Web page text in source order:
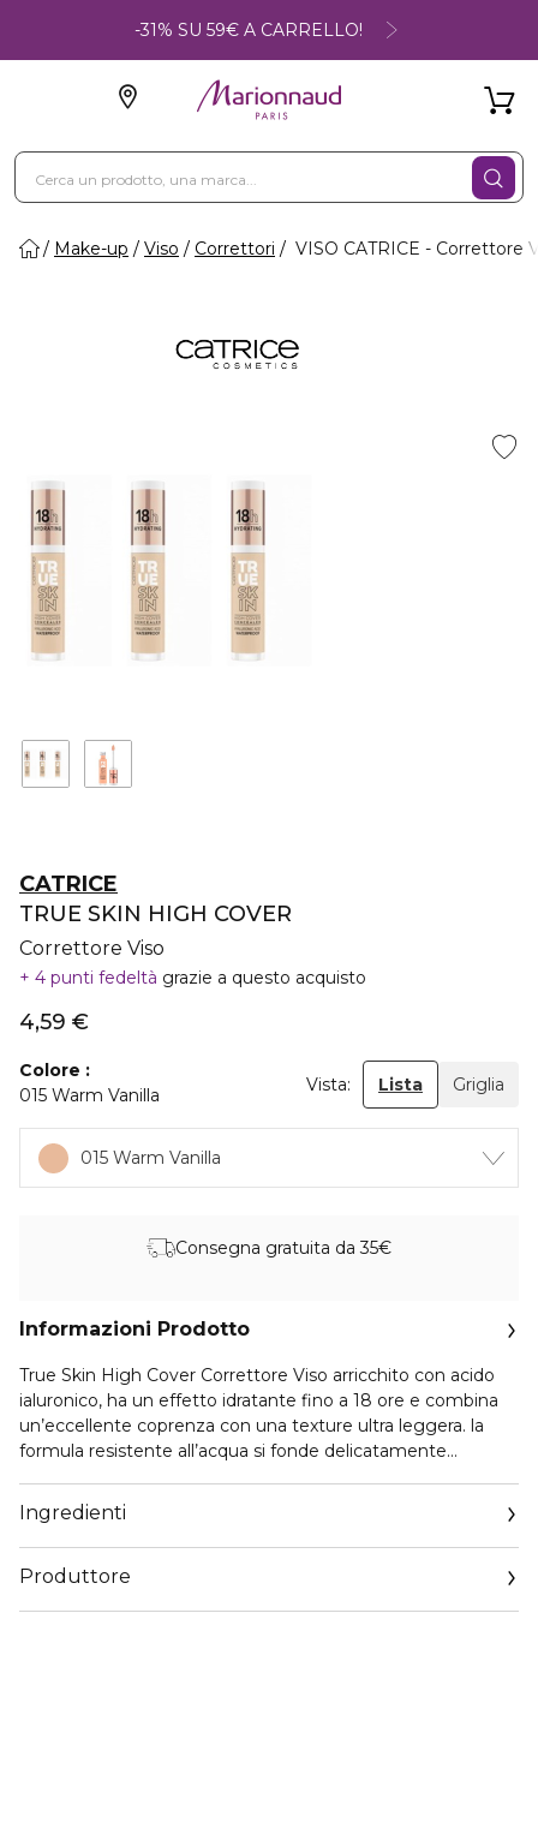
-31% SU 59€ A CARRELLO!
Make-up Viso Correttori VISO CATRICE - Correttore
CATRICE
TRUE SKIN HIGH COVER
Correttore Viso
4 punti fedeltà grazie a questo acquisto
4,59 €
Colore
015 Warm Vanilla
Vista: Lista Griglia
015 Warm Vanilla
Consegna gratuita da 35€
Informazioni Prodotto
True Skin High Cover Correttore Viso arricchito con acido
ialuronico, ha un effetto idratante fino a 18 ore e combina
un’eccellente coprenza con una texture ultra leggera. la
formula resistente all’acqua si fonde delicatamente
e fornendo una coprenza spettacolare.
Ingredienti
Produttore